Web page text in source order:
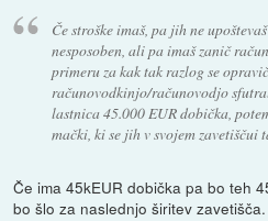
Če stroške imaš, pa jih ne
nesposoben, ali pa imaš zanič
primeru za kak tak razlog se
računovodkinjo/računovodjo
lastnica 45.000 EUR dobička,
mački, ki se jih v svojem zavetiščui
Če ima 45kEUR dobička pa bo teh
bo šlo za naslednjo širitev zavetišča.